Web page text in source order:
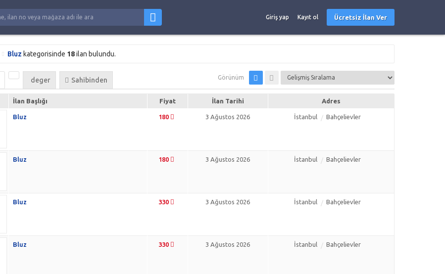
Giriş yap Kayıt ol Ücretsiz İlan Ver
Bluz kategorisinde 18ilan bulundu.
deger Sahibinden Görünüm
İlan Başlığı Fiyat İlan Tarihi Adres
Bluz 180 3 Ağustos 2026 İstanbul Bahçelievler
Bluz 180 3 Ağustos 2026 İstanbul Bahçelievler
Bluz 330 3 Ağustos 2026 İstanbul Bahçelievler
Bluz 330 3 Ağustos 2026 İstanbul Bahçelievler